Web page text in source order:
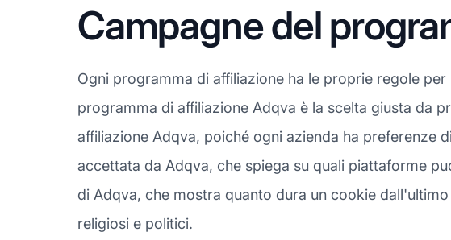
Campagne del
Ogni programma di affiliazione ha le proprie regole
programma di affiliazione Adqva è la scelta giusta da
affiliazione Adqva, poiché ogni azienda ha preferenze
accettata da Adqva, che spiega su quali piattaforme
di Adqva, che mostra quanto dura un cookie
religiosi e politici.